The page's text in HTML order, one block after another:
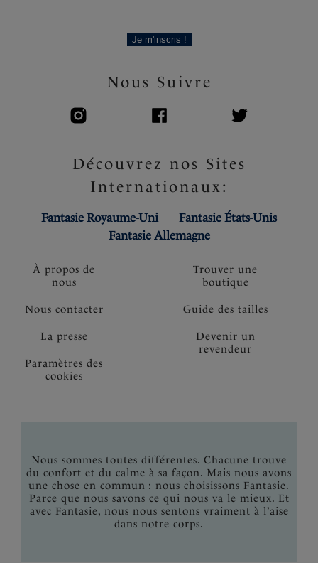
À propos de
nous
Nous contacter
La presse
Paramètres des
cookies
Je m'inscris !
Nous Suivre
Découvrez nos Sites
Internationaux:
Fantasie Royaume-Uni
Fantasie États-Unis
Fantasie Allemagne
Trouver une
boutique
Guide des tailles
Devenir un
revendeur
Nous sommes toutes différentes. Chacune trouve
du confort et du calme à sa façon. Mais nous avons
une chose en commun : nous choisissons Fantasie.
Parce que nous savons ce qui nous va le mieux. Et
avec Fantasie, nous nous sentons vraiment à l’aise
dans notre corps.